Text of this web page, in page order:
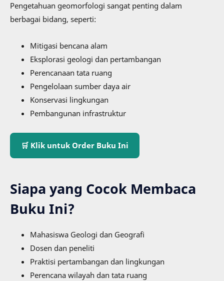
Pengetahuan geomorfologi sangat penting dalam
berbagai bidang, seperti:
Mitigasi bencana alam
Eksplorasi geologi dan pertambangan
Perencanaan tata ruang
Pengelolaan sumber daya air
Konservasi lingkungan
Pembangunan infrastruktur
🛒 Klik untuk Order Buku Ini
Siapa yang Cocok Membaca
Buku Ini?
Mahasiswa Geologi dan Geografi
Dosen dan peneliti
Praktisi pertambangan dan lingkungan
Perencana wilayah dan tata ruang